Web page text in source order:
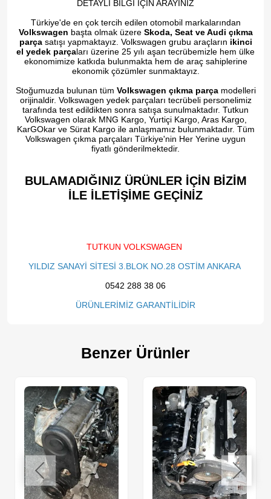
DETAYLI BİLGİ İÇİN ARAYINIZ
Türkiye'de en çok tercih edilen otomobil markalarından
Volkswagen başta olmak üzere Skoda, Seat ve Audi çıkma
parçasatışı yapmaktayız. Volkswagen grubu araçların ikinci
el yedek parçaları üzerine 25 yılı aşan tecrübemizle hem ülke
ekonomimize katkıda bulunmakta hem de araç sahiplerine
ekonomik çözümler sunmaktayız.
Stoğumuzda bulunan tüm Volkswagen çıkma parçamodelleri
orijinaldir. Volkswagen yedek parçaları tecrübeli personelimiz
tarafında test edildikten sonra satışa sunulmaktadır. Tutkun
Volkswagen olarak MNG Kargo, Yurtiçi Kargo, Aras Kargo,
KarGOkar ve Sürat Kargo ile anlaşmamız bulunmaktadır. Tüm
Volkswagen çıkma parçaları Türkiye'nin Her Yerine uygun
fiyatlı gönderilmektedir.
BULAMADIĞINIZ ÜRÜNLER İÇİN BİZİM
İLE İLETİŞİME GEÇİNİZ​
TUTKUN VOLKSWAGEN
YILDIZ SANAYİ SİTESİ 3.BLOK NO.28 OSTİM ANKARA
0542 288 38 06
ÜRÜNLERİMİZ GARANTİLİDİR
Benzer Ürünler